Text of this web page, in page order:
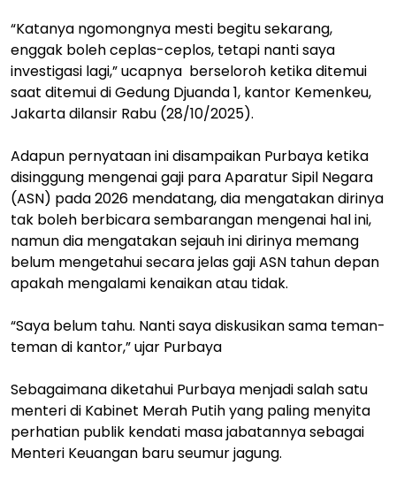
“Katanya ngomongnya mesti begitu sekarang,
enggak boleh ceplas-ceplos, tetapi nanti saya
investigasi lagi,” ucapnya berseloroh ketika ditemui
saat ditemui di Gedung Djuanda 1, kantor Kemenkeu,
Jakarta dilansir Rabu (28/10/2025).
Adapun pernyataan ini disampaikan Purbaya ketika
disinggung mengenai gaji para Aparatur Sipil Negara
(ASN) pada 2026 mendatang, dia mengatakan dirinya
tak boleh berbicara sembarangan mengenai hal ini,
namun dia mengatakan sejauh ini dirinya memang
belum mengetahui secara jelas gaji ASN tahun depan
apakah mengalami kenaikan atau tidak.
“Saya belum tahu. Nanti saya diskusikan sama teman-
teman di kantor,” ujar Purbaya
Sebagaimana diketahui Purbaya menjadi salah satu
menteri di Kabinet Merah Putih yang paling menyita
perhatian publik kendati masa jabatannya sebagai
Menteri Keuangan baru seumur jagung.